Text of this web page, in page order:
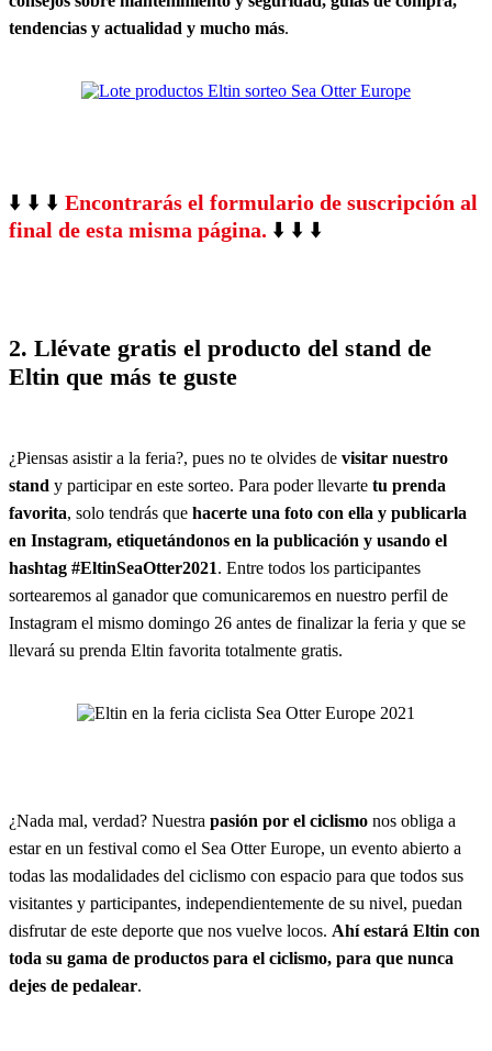
tendencias y actualidad y mucho más.
⬇️ ⬇️ ⬇️ Encontrarás el formulario de suscripción al
final de esta misma página. ⬇️ ⬇️ ⬇️
2. Llévate gratis el producto del stand de
Eltin que más te guste
¿Piensas asistir a la feria?, pues no te olvides de visitar nuestro
stand y participar en este sorteo. Para poder llevarte tu prenda
favorita, solo tendrás que hacerte una foto con ella y publicarla
en Instagram, etiquetándonos en la publicación y usando el
hashtag #EltinSeaOtter2021. Entre todos los participantes
sortearemos al ganador que comunicaremos en nuestro perfil de
Instagram el mismo domingo 26 antes de finalizar la feria y que se
llevará su prenda Eltin favorita totalmente gratis.
¿Nada mal, verdad? Nuestra pasión por el ciclismo nos obliga a
estar en un festival como el Sea Otter Europe, un evento abierto a
todas las modalidades del ciclismo con espacio para que todos sus
visitantes y participantes, independientemente de su nivel, puedan
disfrutar de este deporte que nos vuelve locos. Ahí estará Eltin con
toda su gama de productos para el ciclismo, para que nunca
dejes de pedalear.